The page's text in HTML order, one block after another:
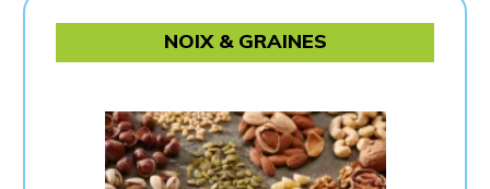
NOIX & GRAINES